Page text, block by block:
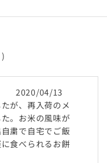
2020/04/13
が、再入荷のメ
。お米の風味が
粛で自宅でご飯
食べられるお餅